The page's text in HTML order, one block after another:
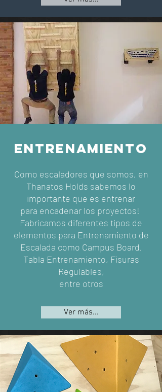
ENTRENAMIENTO
Como escaladores que somos, en
Thanatos Holds sabemos lo
importante que es entrenar
para encadenar los proyectos!
Fabricamos diferentes tipos de
elementos para Entrenamiento de
Escalada como Campus Board,
Tabla Entrenamiento, Fisuras
Regulables,
entre otros
Ver más...